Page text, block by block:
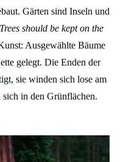
Gärten sind Inseln und
Trees should be kept on the
Ausgewählte Bäume
gelegt. Die Enden der
sie winden sich lose am
in den Grünflächen.